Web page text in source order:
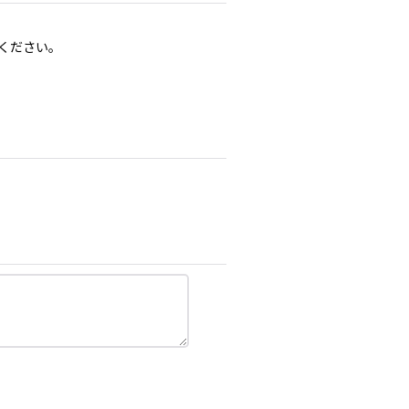
ださい。